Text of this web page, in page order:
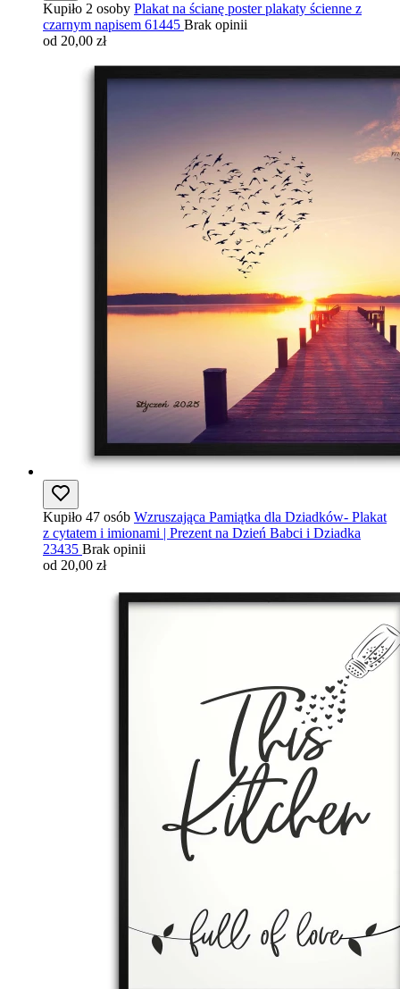
Kupiło 2 osoby Plakat na ścianę poster plakaty ścienne z
czarnym napisem 61445 Brak opinii
od 20,00 zł
Kupiło 47 osób Wzruszająca Pamiątka dla Dziadków- Plakat
z cytatem i imionami | Prezent na Dzień Babci i Dziadka
23435 Brak opinii
od 20,00 zł